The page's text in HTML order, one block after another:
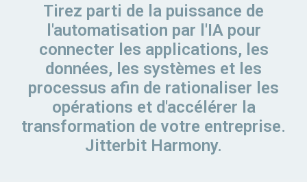
Tirez parti de la puissance de
l'automatisation par l'IA pour
connecter les applications, les
données, les systèmes et les
processus afin de rationaliser les
opérations et d'accélérer la
transformation de votre entreprise.
Jitterbit Harmony.